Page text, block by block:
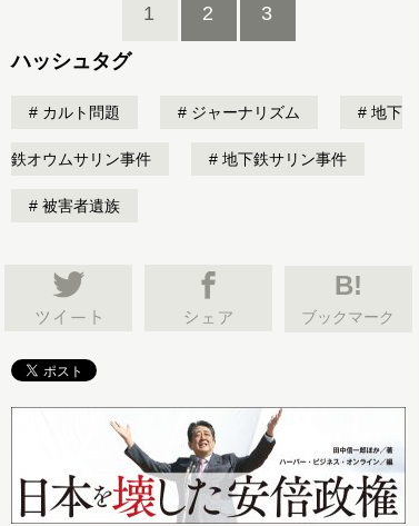
1 2 3
ハッシュタグ
カルト問題 ジャーナリズム 地下
鉄オウムサリン事件 地下鉄サリン事件
被害者遺族
B!
ブックマーク